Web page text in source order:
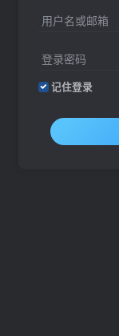
用户名或邮箱
登录密码
记住登录